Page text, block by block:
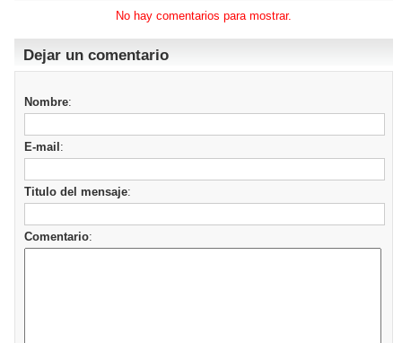
No hay comentarios para mostrar.
Dejar un comentario
Nombre:
E-mail :
Titulo del mensaje:
Comentario: